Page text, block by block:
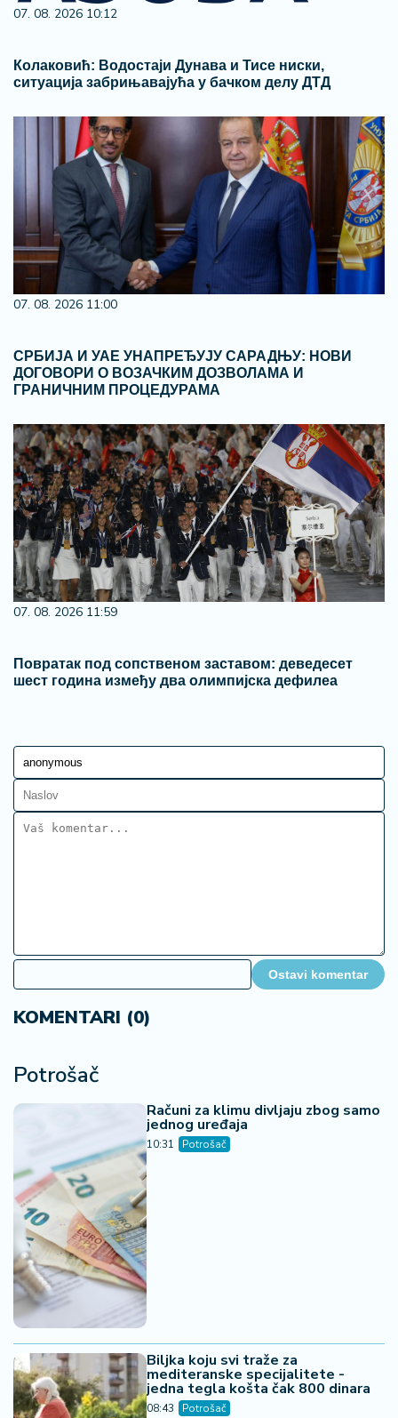
07. 08. 2026 10:12
Колаковић: Водостаји Дунава и Тисе ниски,
ситуација забрињавајућа у бачком делу ДТД
07. 08. 2026 11:00
СРБИЈА И УАЕ УНАПРЕЂУЈУ САРАДЊУ: НОВИ
ДОГОВОРИ О ВОЗАЧКИМ ДОЗВОЛАМА И
ГРАНИЧНИМ ПРОЦЕДУРАМА
07. 08. 2026 11:59
Повратак под сопственом заставом: деведесет
шест година између два олимпијска дефилеа
Ostavi komentar
KOMENTARI (0)
Potrošač
Računi za klimu divljaju zbog samo
jednog uređaja
10:31 Potrošač
Biljka koju svi traže za
mediteranske specijalitete -
jedna tegla košta čak 800 dinara
08:43 Potrošač